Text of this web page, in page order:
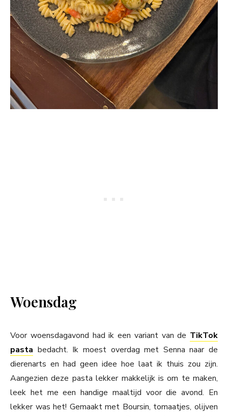
Woensdag
Voor woensdagavond had ik een variant van de TikTok
pasta bedacht. Ik moest overdag met Senna naar de
dierenarts en had geen idee hoe laat ik thuis zou zijn.
Aangezien deze pasta lekker makkelijk is om te maken,
leek het me een handige maaltijd voor die avond. En
lekker was het! Gemaakt met Boursin, tomaatjes, olijven